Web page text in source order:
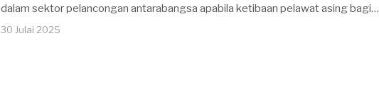
dalam sektor pelancongan antarabangsa apabila ketibaan pelawat asing bagi…
30 Julai 2025